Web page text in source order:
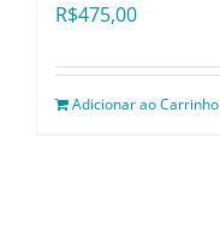
R$475,00
Adicionar ao Carrinho